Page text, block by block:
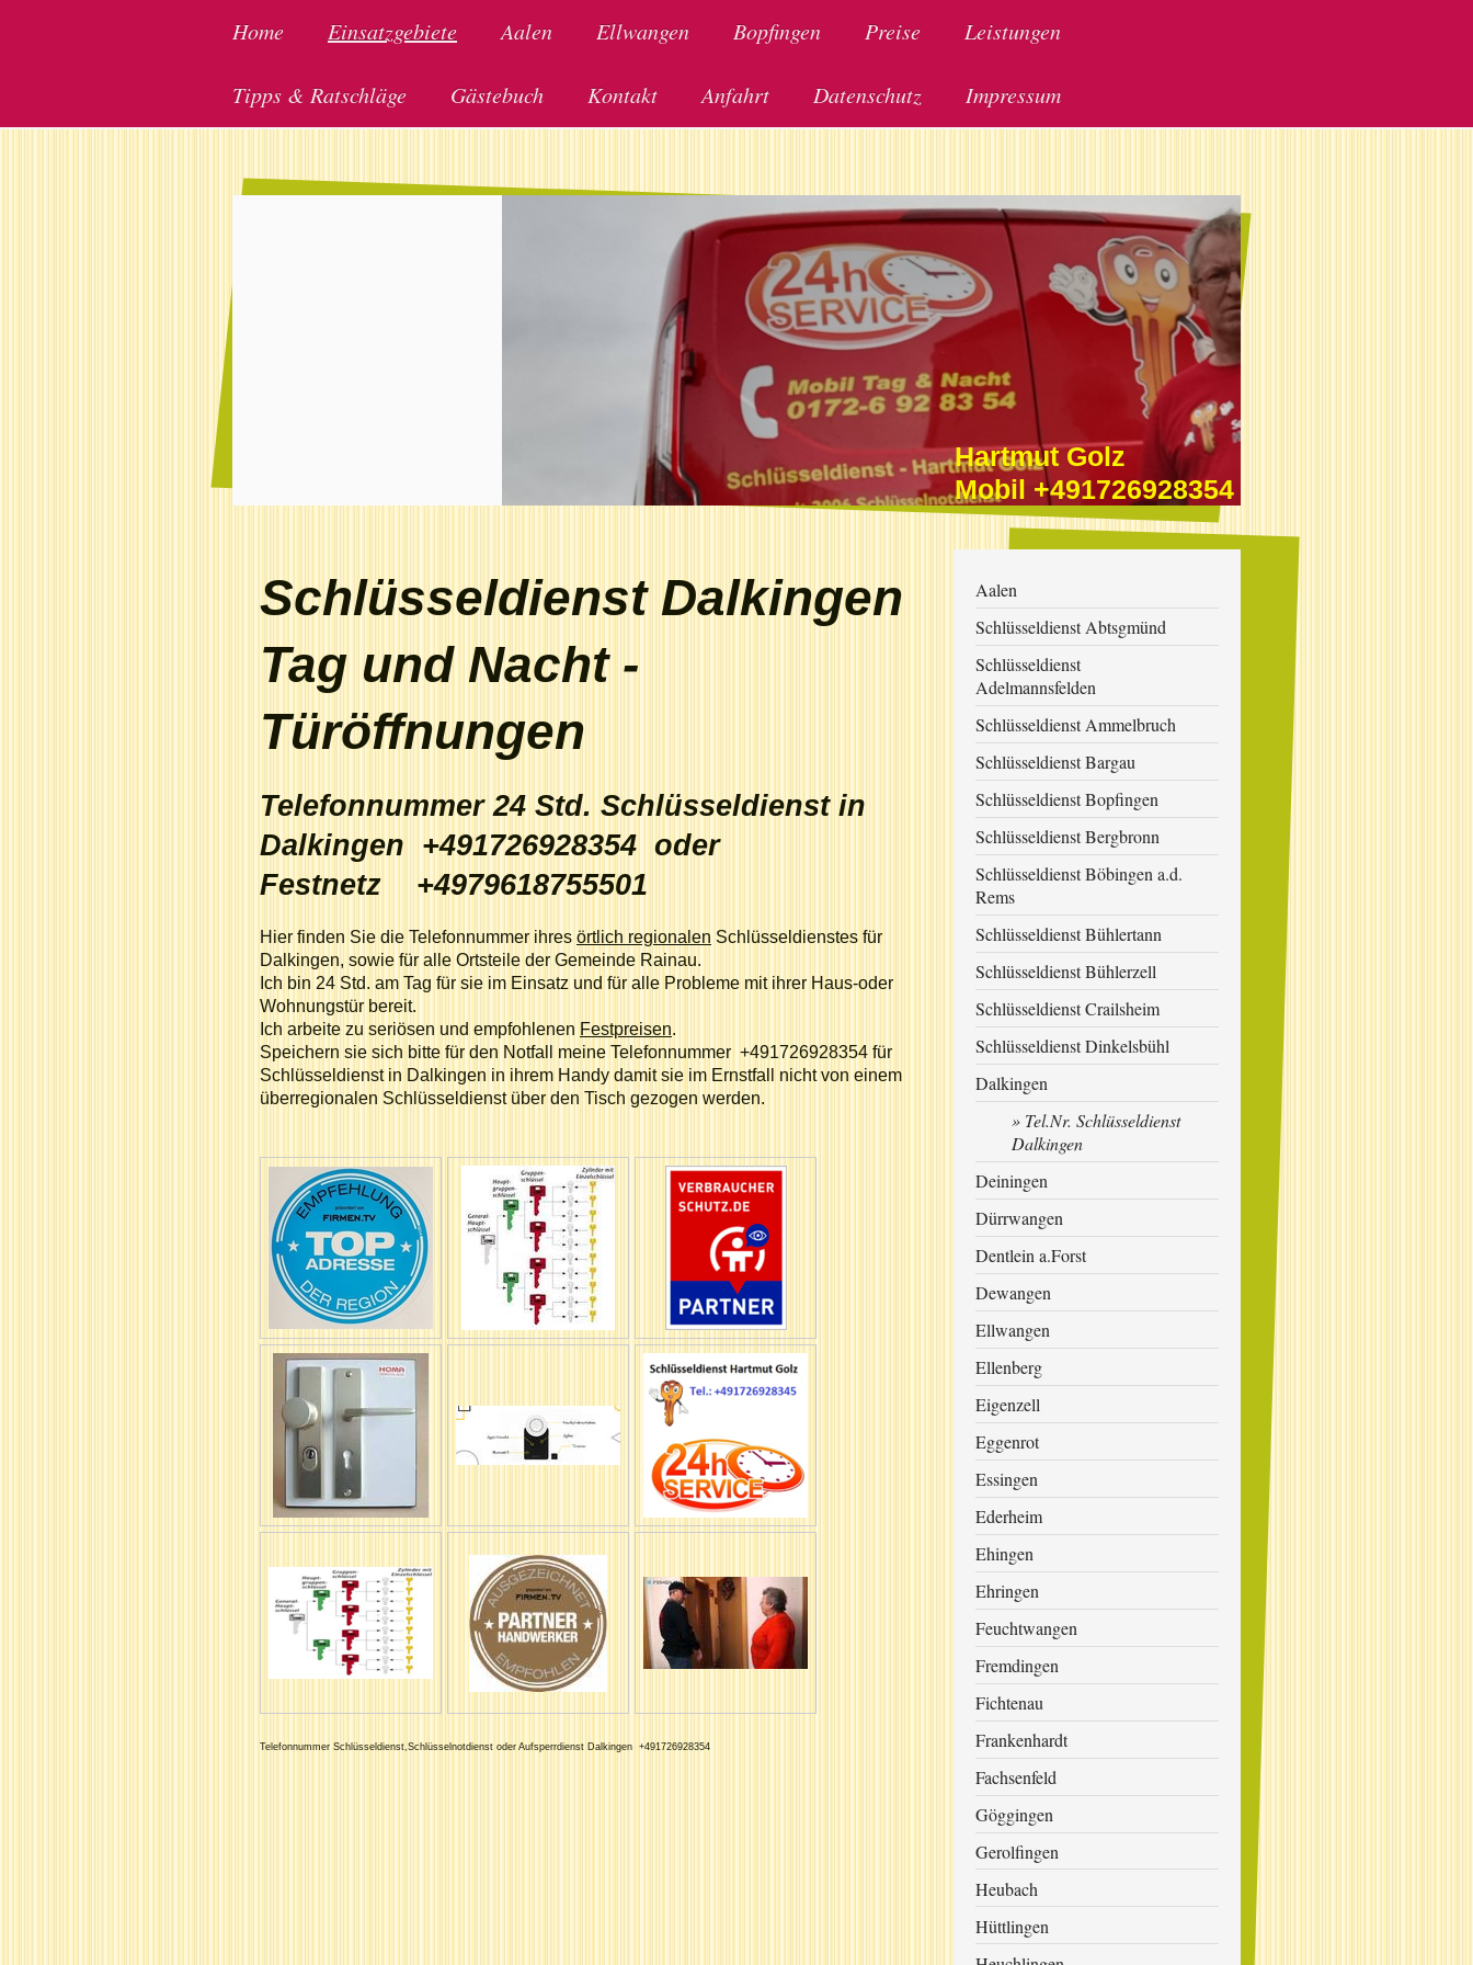
Home Einsatzgebiete Aalen Ellwangen Bopfingen Preise Leistungen
Tipps & Ratschläge Gästebuch Kontakt Anfahrt Datenschutz Impressum
Hartmut Golz
Mobil +491726928354
Schlüsseldienst Dalkingen
Tag und Nacht -
Türöffnungen
Telefonnummer 24 Std. Schlüsseldienst in
Dalkingen +491726928354 oder
Festnetz +4979618755501
Hier finden Sie die Telefonnummer ihres örtlich regionalen Schlüsseldienstes für
Dalkingen, sowie für alle Ortsteile der Gemeinde Rainau.
Ich bin 24 Std. am Tag für sie im Einsatz und für alle Probleme mit ihrer Haus-oder
Wohnungstür bereit.
Ich arbeite zu seriösen und empfohlenen Festpreisen.
Speichern sie sich bitte für den Notfall meine Telefonnummer +491726928354 für
Schlüsseldienst in Dalkingen in ihrem Handy damit sie im Ernstfall nicht von einem
überregionalen Schlüsseldienst über den Tisch gezogen werden.
Telefonnummer Schlüsseldienst,Schlüsselnotdienst oder Aufsperrdienst Dalkingen +491726928354
Aalen
Schlüsseldienst Abtsgmünd
Schlüsseldienst
Adelmannsfelden
Schlüsseldienst Ammelbruch
Schlüsseldienst Bargau
Schlüsseldienst Bopfingen
Schlüsseldienst Bergbronn
Schlüsseldienst Böbingen a.d.
Rems
Schlüsseldienst Bühlertann
Schlüsseldienst Bühlerzell
Schlüsseldienst Crailsheim
Schlüsseldienst Dinkelsbühl
Dalkingen
Tel.Nr. Schlüsseldienst
Dalkingen
Deiningen
Dürrwangen
Dentlein a.Forst
Dewangen
Ellwangen
Ellenberg
Eigenzell
Eggenrot
Essingen
Ederheim
Ehingen
Ehringen
Feuchtwangen
Fremdingen
Fichtenau
Frankenhardt
Fachsenfeld
Göggingen
Gerolfingen
Heubach
Hüttlingen